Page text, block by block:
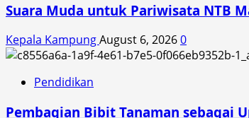
Suara Muda untuk Pariwisata NTB
Kepala KampungAugust 6, 20260
Pendidikan
Pembagian Bibit Tanaman sebagai